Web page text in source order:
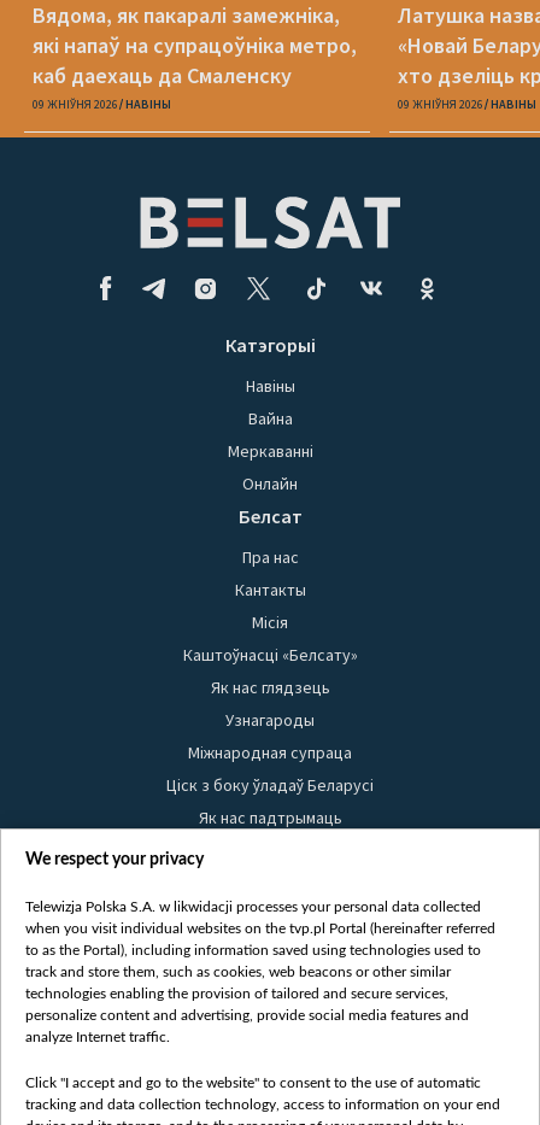
Вядома, як пакаралі замежніка,
які напаў на супрацоўніка метро,
каб даехаць да Смаленску
09 ЖНІЎНЯ 2026 НАВІНЫ
Латушка
«Новай
хто дзеліць
09 ЖНІЎНЯ 2026 НАВІНЫ
Катэгорыі
Навіны
Вайна
Меркаванні
Онлайн
Белсат
Пра нас
Кантакты
Місія
Каштоўнасці «Белсату»
Як нас глядзець
Узнагароды
Міжнародная супраца
Ціск з боку ўладаў Беларусі
Як нас падтрымаць
Правілы выкарыстання матэрыялаў
Бяспека
Youtube
Белсат news
Белсат Shorts
Жэстачайшы мульт
Belsat English
We respect your privacy
Telewizja Polska S.A. w likwidacji processes your personal data collected
when you visit individual websites on the tvp.pl Portal (hereinafter referred
to as the Portal), including information saved using technologies used to
track and store them, such as cookies, web beacons or other similar
technologies enabling the provision of tailored and secure services,
personalize content and advertising, provide social media features and
analyze Internet traffic.
Click "I accept and go to the website" to consent to the use of automatic
tracking and data collection technology, access to information on your end